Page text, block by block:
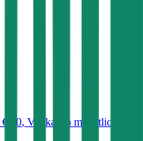
€ 50, Vollkasko monatlich